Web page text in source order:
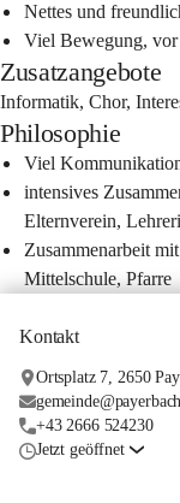
Nettes und
Viel Bewegung,
Zusatzangebote
Informatik, Chor,
Philosophie
Viel
intensives
Elternverein,
Zusammenarbeit
Mittelschule, Pfarre
Kontakt
Ortsplatz 7, 2650
+43 2666 524230
Jetzt geöffnet